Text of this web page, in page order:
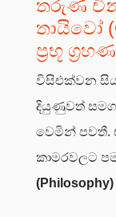
තරුණ
තායිවෝ
ප්‍රභූ
විසිඑක්වන
දියුණුවත්
වෙමින් පවතී.
කාමරවලට
(Philosophy)